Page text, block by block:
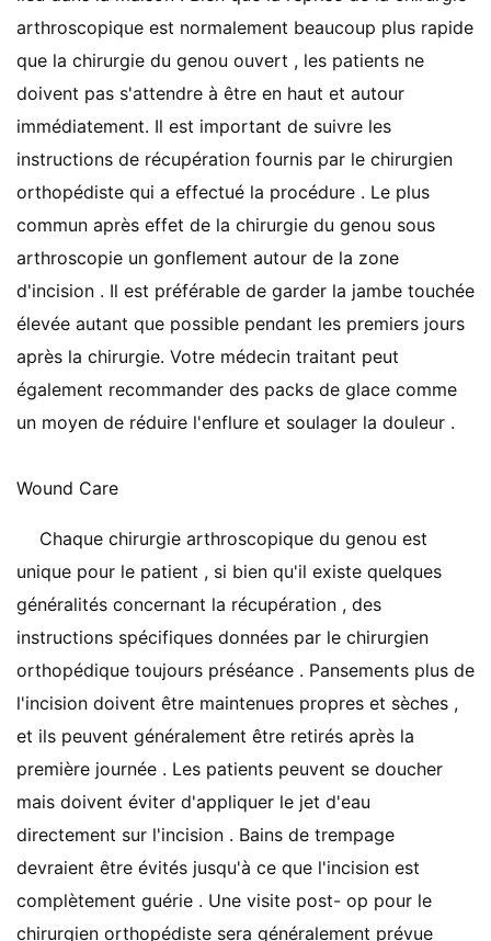
arthroscopique est normalement beaucoup plus rapide
que la chirurgie du genou ouvert , les patients ne
doivent pas s'attendre à être en haut et autour
immédiatement. Il est important de suivre les
instructions de récupération fournis par le chirurgien
orthopédiste qui a effectué la procédure . Le plus
commun après effet de la chirurgie du genou sous
arthroscopie un gonflement autour de la zone
d'incision . Il est préférable de garder la jambe touchée
élevée autant que possible pendant les premiers jours
après la chirurgie. Votre médecin traitant peut
également recommander des packs de glace comme
un moyen de réduire l'enflure et soulager la douleur .
Wound Care
Chaque chirurgie arthroscopique du genou est
unique pour le patient , si bien qu'il existe quelques
généralités concernant la récupération , des
instructions spécifiques données par le chirurgien
orthopédique toujours préséance . Pansements plus de
l'incision doivent être maintenues propres et sèches ,
et ils peuvent généralement être retirés après la
première journée . Les patients peuvent se doucher
mais doivent éviter d'appliquer le jet d'eau
directement sur l'incision . Bains de trempage
devraient être évités jusqu'à ce que l'incision est
complètement guérie . Une visite post- op pour le
chirurgien orthopédiste sera généralement prévue